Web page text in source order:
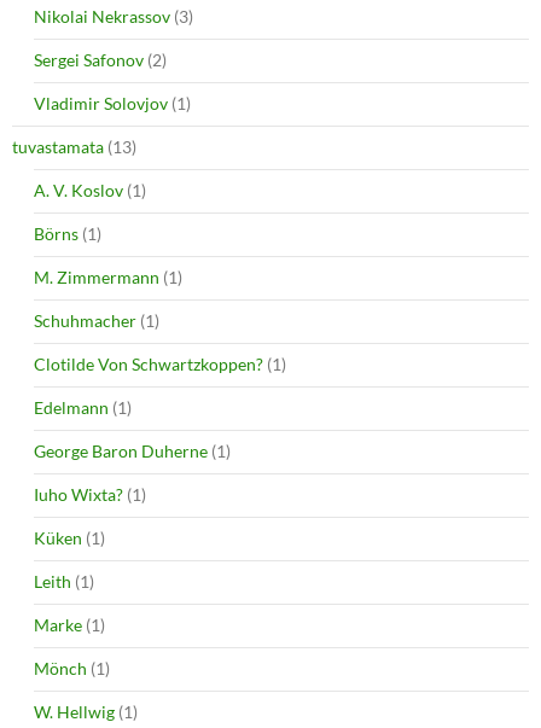
Nikolai Nekrassov (3)
Sergei Safonov (2)
Vladimir Solovjov (1)
tuvastamata (13)
A. V. Koslov (1)
Börns (1)
M. Zimmermann (1)
Schuhmacher (1)
Clotilde Von Schwartzkoppen? (1)
Edelmann (1)
George Baron Duherne (1)
Iuho Wixta? (1)
Küken (1)
Leith (1)
Marke (1)
Mönch (1)
W. Hellwig (1)